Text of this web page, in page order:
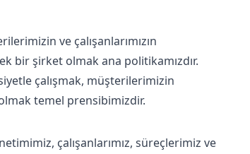
ve çalışanlarımızın
bir şirket olmak ana politikamızdır.
çalışmak, müşterilerimizin
temel prensibimizdir.
çalışanlarımız, süreçlerimiz ve